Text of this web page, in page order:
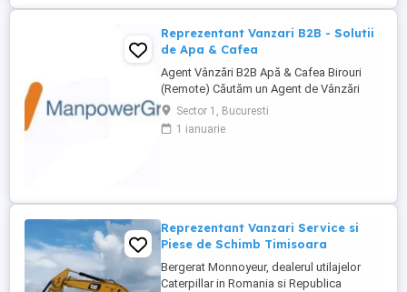
Reprezentanți de Vânzări Tehnice pentru
Reprezentant Vanzari B2B - Solutii
de Apa & Cafea
Agent Vânzări B2B Apă & Cafea Birouri
(Remote) Căutăm un Agent de Vânzări
B2B motivat, orientat spre rezultate, pentru
promovarea soluțiilor de apă și cafea
dedicate mediului office. Zonă
Sector 1, Bucuresti
1 ianuarie
Reprezentant Vanzari Service si
Piese de Schimb Timisoara
Bergerat Monnoyeur, dealerul utilajelor
Caterpillar in Romania si Republica